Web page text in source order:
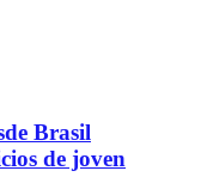
Brasil
de joven